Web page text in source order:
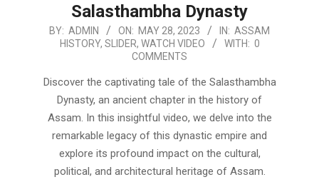
Salasthambha Dynasty
2023-
BY: ADMIN ON: MAY 28, 2023 IN: ASSAM
HISTORY, SLIDER, WATCH VIDEO WITH: 0
COMMENTS
Discover the captivating tale of the Salasthambha
Dynasty, an ancient chapter in the history of
Assam. In this insightful video, we delve into the
remarkable legacy of this dynastic empire and
explore its profound impact on the cultural,
political, and architectural heritage of Assam.